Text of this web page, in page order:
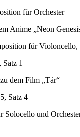
für Orchester
Anime „Neon
für
1
dem Film „Tár“
Satz 4
Solocello und